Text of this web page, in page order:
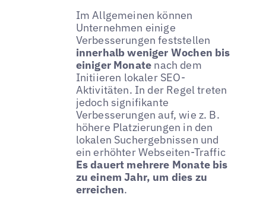
Im Allgemeinen können
Unternehmen einige
Verbesserungen feststellen
innerhalb weniger Wochen bis
einiger Monate nach dem
Initiieren lokaler SEO-
Aktivitäten. In der Regel treten
jedoch signifikante
Verbesserungen auf, wie z. B.
höhere Platzierungen in den
lokalen Suchergebnissen und
ein erhöhter Webseiten-Traffic
Es dauert mehrere Monate bis
zu einem Jahr, um dies zu
erreichen.